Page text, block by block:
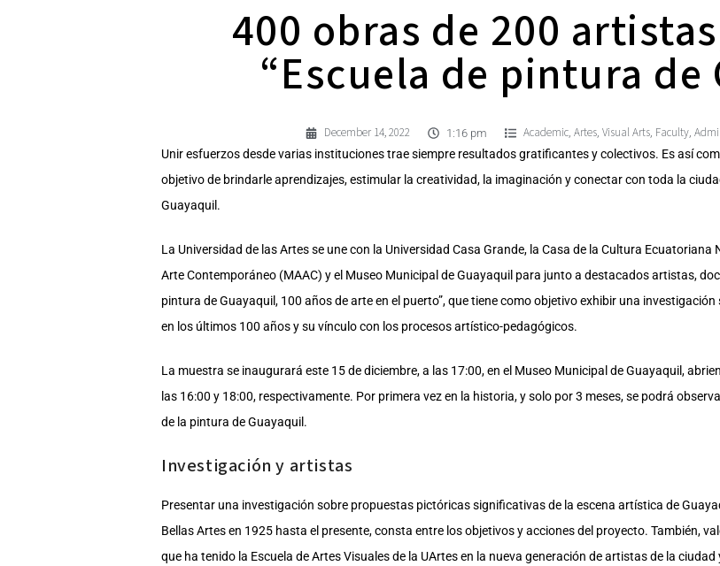
400 obras de 200
“Escuela de pintura de
December 14, 2022 1:16 pm Academic, Artes, Visual Arts, Faculty,
Unir esfuerzos desde varias instituciones trae siempre resultados gratificantes y colectivos. Es así
objetivo de brindarle aprendizajes, estimular la creatividad, la imaginación y conectar con toda la
Guayaquil.
La Universidad de las Artes se une con la Universidad Casa Grande, la Casa de la Cultura
Arte Contemporáneo (MAAC) y el Museo Municipal de Guayaquil para junto a destacados artistas,
pintura de Guayaquil, 100 años de arte en el puerto”, que tiene como objetivo exhibir una
en los últimos 100 años y su vínculo con los procesos artístico-pedagógicos.
La muestra se inaugurará este 15 de diciembre, a las 17:00, en el Museo Municipal de Guayaquil,
las 16:00 y 18:00, respectivamente. Por primera vez en la historia, y solo por 3 meses, se podrá
de la pintura de Guayaquil.
Investigación y artistas
Presentar una investigación sobre propuestas pictóricas significativas de la escena artística de
Bellas Artes en 1925 hasta el presente, consta entre los objetivos y acciones del proyecto. También,
que ha tenido la Escuela de Artes Visuales de la UArtes en la nueva generación de artistas de la